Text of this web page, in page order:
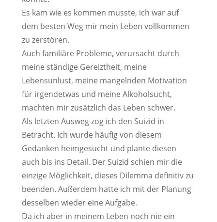
Es kam wie es kommen musste, ich war auf
dem besten Weg mir mein Leben vollkommen
zu zerstören.
Auch familiäre Probleme, verursacht durch
meine ständige Gereiztheit, meine
Lebensunlust, meine mangelnden Motivation
für irgendetwas und meine Alkoholsucht,
machten mir zusätzlich das Leben schwer.
Als letzten Ausweg zog ich den Suizid in
Betracht. Ich wurde häufig von diesem
Gedanken heimgesucht und plante diesen
auch bis ins Detail. Der Suizid schien mir die
einzige Möglichkeit, dieses Dilemma definitiv zu
beenden. Außerdem hatte ich mit der Planung
desselben wieder eine Aufgabe.
Da ich aber in meinem Leben noch nie ein